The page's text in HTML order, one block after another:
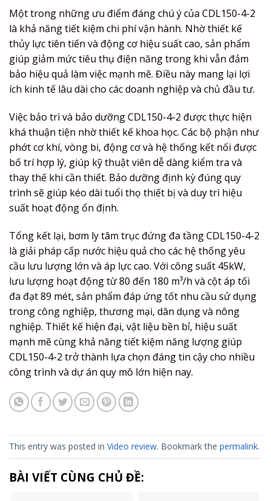
Một trong những ưu điểm đáng chú ý của CDL150-4-2
là khả năng tiết kiệm chi phí vận hành. Nhờ thiết kế
thủy lực tiên tiến và động cơ hiệu suất cao, sản phẩm
giúp giảm mức tiêu thụ điện năng trong khi vẫn đảm
bảo hiệu quả làm việc mạnh mẽ. Điều này mang lại lợi
ích kinh tế lâu dài cho các doanh nghiệp và chủ đầu tư.
Việc bảo trì và bảo dưỡng CDL150-4-2 được thực hiện
khá thuận tiện nhờ thiết kế khoa học. Các bộ phận như
phớt cơ khí, vòng bi, động cơ và hệ thống kết nối được
bố trí hợp lý, giúp kỹ thuật viên dễ dàng kiểm tra và
thay thế khi cần thiết. Bảo dưỡng định kỳ đúng quy
trình sẽ giúp kéo dài tuổi thọ thiết bị và duy trì hiệu
suất hoạt động ổn định.
Tổng kết lại, bơm ly tâm trục đứng đa tầng CDL150-4-2
là giải pháp cấp nước hiệu quả cho các hệ thống yêu
cầu lưu lượng lớn và áp lực cao. Với công suất 45kW,
lưu lượng hoạt động từ 80 đến 180 m³/h và cột áp tối
đa đạt 89 mét, sản phẩm đáp ứng tốt nhu cầu sử dụng
trong công nghiệp, thương mại, dân dụng và nông
nghiệp. Thiết kế hiện đại, vật liệu bền bỉ, hiệu suất
mạnh mẽ cùng khả năng tiết kiệm năng lượng giúp
CDL150-4-2 trở thành lựa chọn đáng tin cậy cho nhiều
công trình và dự án quy mô lớn hiện nay.
This entry was posted in Video review. Bookmark the permalink.
BÀI VIẾT CÙNG CHỦ ĐỀ: